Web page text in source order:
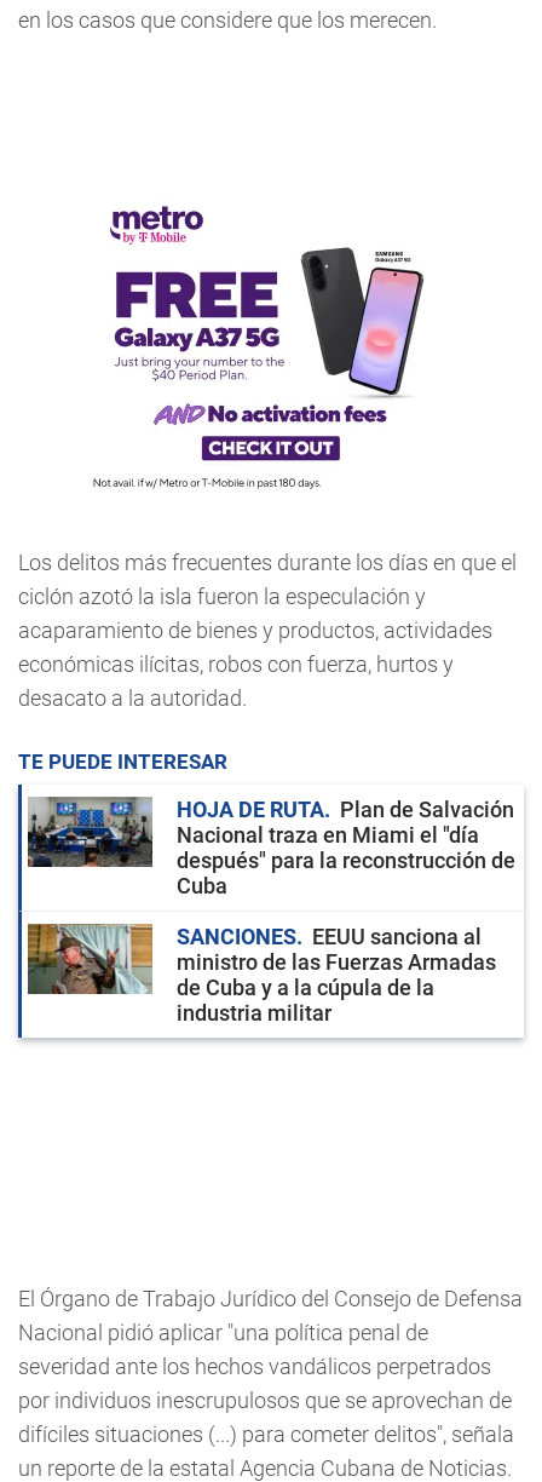
en los casos que considere que los merecen.
Los delitos más frecuentes durante los días en que el
ciclón azotó la isla fueron la especulación y
acaparamiento de bienes y productos, actividades
económicas ilícitas, robos con fuerza, hurtos y
desacato a la autoridad.
TE PUEDE INTERESAR
HOJA DE RUTA
Plan de Salvación
Nacional traza en Miami el "día
después" para la reconstrucción de
Cuba
SANCIONES
EEUU sanciona al
ministro de las Fuerzas Armadas
de Cuba y a la cúpula de la
industria militar
El Órgano de Trabajo Jurídico del Consejo de Defensa
Nacional pidió aplicar "una política penal de
severidad ante los hechos vandálicos perpetrados
por individuos inescrupulosos que se aprovechan de
difíciles situaciones (...) para cometer delitos", señala
un reporte de la estatal Agencia Cubana de Noticias.